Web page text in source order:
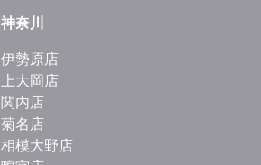
神奈川
伊勢原店
上大岡店
関内店
菊名店
相模大野店